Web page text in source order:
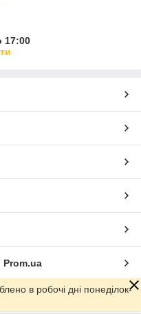
17:00
Prom.ua
в робочі дні понеділок-